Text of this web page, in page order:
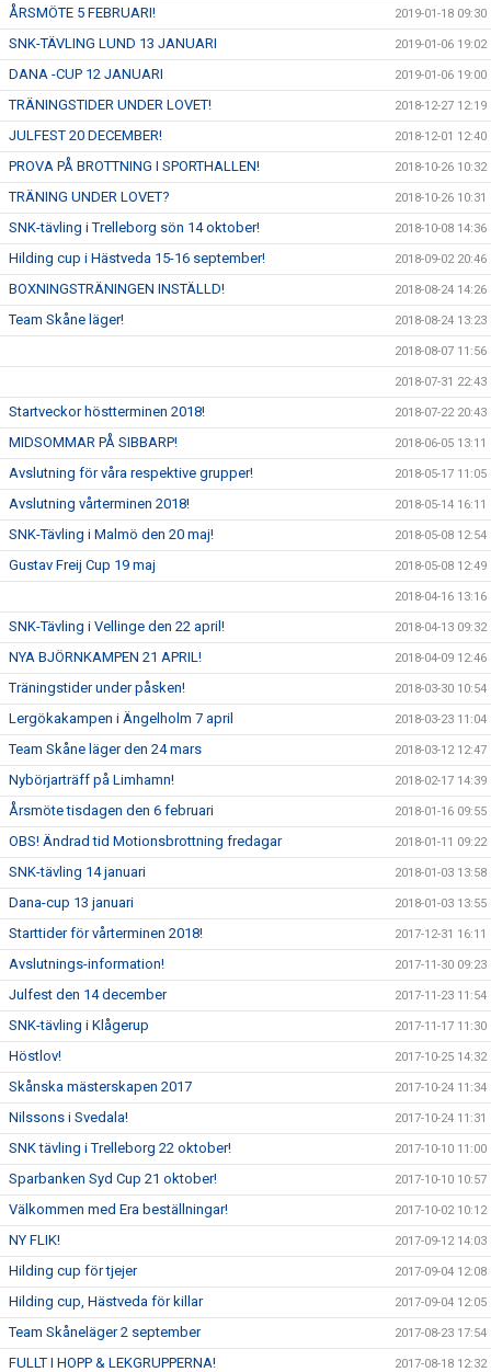
ÅRSMÖTE 5 FEBRUARI! 2019-01-18 09:30
SNK-TÄVLING LUND 13 JANUARI 2019-01-06 19:02
DANA -CUP 12 JANUARI 2019-01-06 19:00
TRÄNINGSTIDER UNDER LOVET! 2018-12-27 12:19
JULFEST 20 DECEMBER! 2018-12-01 12:40
PROVA PÅ BROTTNING I SPORTHALLEN! 2018-10-26 10:32
TRÄNING UNDER LOVET? 2018-10-26 10:31
SNK-tävling i Trelleborg sön 14 oktober! 2018-10-08 14:36
Hilding cup i Hästveda 15-16 september! 2018-09-02 20:46
BOXNINGSTRÄNINGEN INSTÄLLD! 2018-08-24 14:26
Team Skåne läger! 2018-08-24 13:23
2018-08-07 11:56
2018-07-31 22:43
Startveckor höstterminen 2018! 2018-07-22 20:43
MIDSOMMAR PÅ SIBBARP! 2018-06-05 13:11
Avslutning för våra respektive grupper! 2018-05-17 11:05
Avslutning vårterminen 2018! 2018-05-14 16:11
SNK-Tävling i Malmö den 20 maj! 2018-05-08 12:54
Gustav Freij Cup 19 maj 2018-05-08 12:49
2018-04-16 13:16
SNK-Tävling i Vellinge den 22 april! 2018-04-13 09:32
NYA BJÖRNKAMPEN 21 APRIL! 2018-04-09 12:46
Träningstider under påsken! 2018-03-30 10:54
Lergökakampen i Ängelholm 7 april 2018-03-23 11:04
Team Skåne läger den 24 mars 2018-03-12 12:47
Nybörjarträff på Limhamn! 2018-02-17 14:39
Årsmöte tisdagen den 6 februari 2018-01-16 09:55
OBS! Ändrad tid Motionsbrottning fredagar 2018-01-11 09:22
SNK-tävling 14 januari 2018-01-03 13:58
Dana-cup 13 januari 2018-01-03 13:55
Starttider för vårterminen 2018! 2017-12-31 16:11
Avslutnings-information! 2017-11-30 09:23
Julfest den 14 december 2017-11-23 11:54
SNK-tävling i Klågerup 2017-11-17 11:30
Höstlov! 2017-10-25 14:32
Skånska mästerskapen 2017 2017-10-24 11:34
Nilssons i Svedala! 2017-10-24 11:31
SNK tävling i Trelleborg 22 oktober! 2017-10-10 11:00
Sparbanken Syd Cup 21 oktober! 2017-10-10 10:57
Välkommen med Era beställningar! 2017-10-02 10:12
NY FLIK! 2017-09-12 14:03
Hilding cup för tjejer 2017-09-04 12:08
Hilding cup, Hästveda för killar 2017-09-04 12:05
Team Skåneläger 2 september 2017-08-23 17:54
FULLT I HOPP & LEKGRUPPERNA! 2017-08-18 12:32